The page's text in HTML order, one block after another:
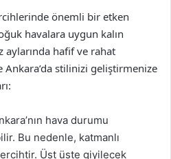
önemli bir etken
havalara uygun kalın
hafif ve rahat
Ankara’da stilinizi geliştirmenize
hava durumu
Bu nedenle, katmanlı
Üst üste giyilecek